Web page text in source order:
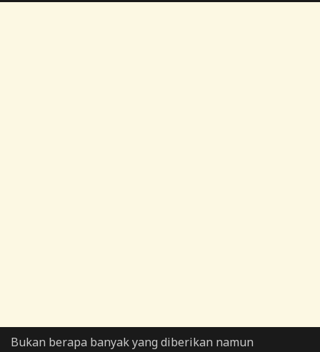
Bukan berapa banyak yang diberikan namun